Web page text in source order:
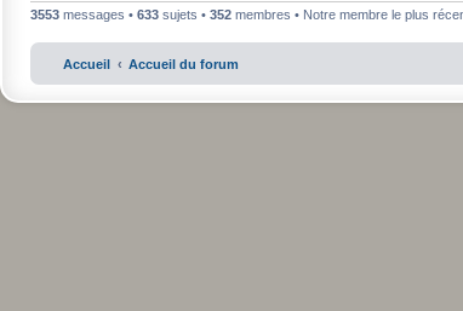
3553 messages • 633 sujets • 352 membres • Notre membre le plus
Accueil Accueil du forum